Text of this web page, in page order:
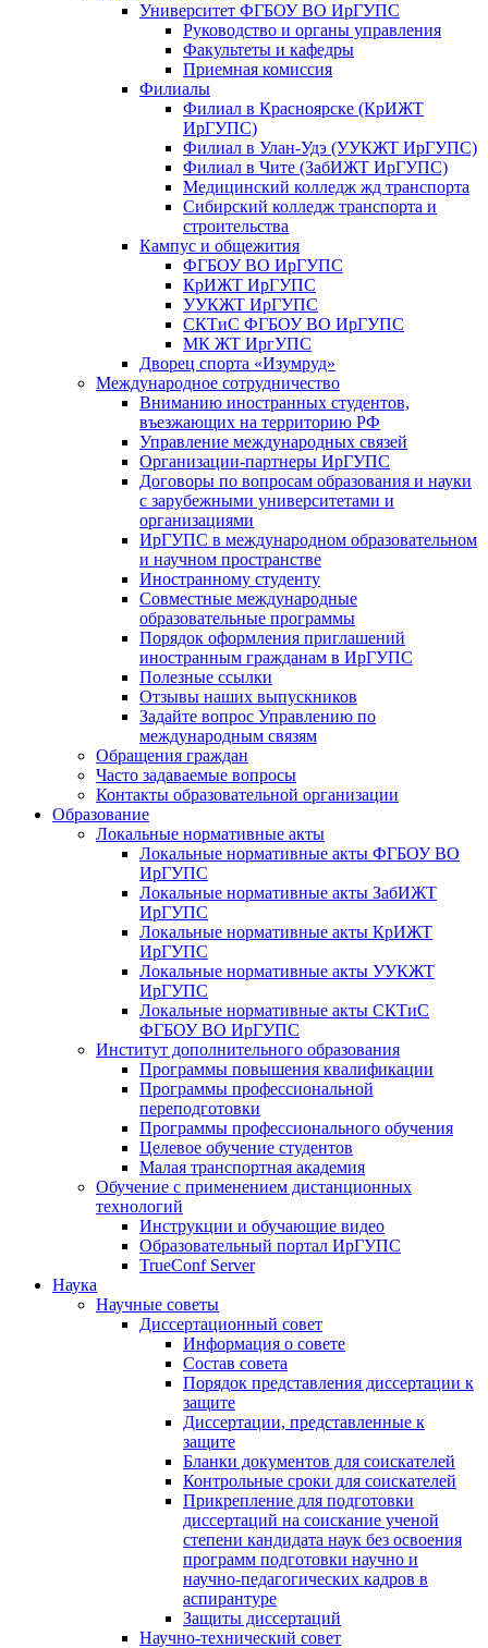
Университет ФГБОУ ВО ИрГУПС
Руководство и органы управления
Факультеты и кафедры
Приемная комиссия
Филиалы
Филиал в Красноярске (КрИЖТ
ИрГУПС)
Филиал в Улан-Удэ (УУКЖТ ИрГУПС)
Филиал в Чите (ЗабИЖТ ИрГУПС)
Медицинский колледж жд транспорта
Сибирский колледж транспорта и
строительства
Кампус и общежития
ФГБОУ ВО ИрГУПС
КрИЖТ ИрГУПС
УУКЖТ ИрГУПС
СКТиС ФГБОУ ВО ИрГУПС
МК ЖТ ИргУПС
Дворец спорта «Изумруд»
Международное сотрудничество
Вниманию иностранных студентов,
въезжающих на территорию РФ
Управление международных связей
Организации-партнеры ИрГУПС
Договоры по вопросам образования и науки
с зарубежными университетами и
организациями
ИрГУПС в международном образовательном
и научном пространстве
Иностранному студенту
Совместные международные
образовательные программы
Порядок оформления приглашений
иностранным гражданам в ИрГУПС
Полезные ссылки
Отзывы наших выпускников
Задайте вопрос Управлению по
международным связям
Обращения граждан
Часто задаваемые вопросы
Контакты образовательной организации
Образование
Локальные нормативные акты
Локальные нормативные акты ФГБОУ ВО
ИрГУПС
Локальные нормативные акты ЗабИЖТ
ИрГУПС
Локальные нормативные акты КрИЖТ
ИрГУПС
Локальные нормативные акты УУКЖТ
ИрГУПС
Локальные нормативные акты СКТиС
ФГБОУ ВО ИрГУПС
Институт дополнительного образования
Программы повышения квалификации
Программы профессиональной
переподготовки
Программы профессионального обучения
Целевое обучение студентов
Малая транспортная академия
Обучение с применением дистанционных
технологий
Инструкции и обучающие видео
Образовательный портал ИрГУПС
TrueConf Server
Наука
Научные советы
Диссертационный совет
Информация о совете
Состав совета
Порядок представления диссертации к
защите
Диссертации, представленные к
защите
Бланки документов для соискателей
Контрольные сроки для соискателей
Прикрепление для подготовки
диссертаций на соискание ученой
степени кандидата наук без освоения
программ подготовки научно и
научно-педагогических кадров в
аспирантуре
Защиты диссертаций
Научно-технический совет